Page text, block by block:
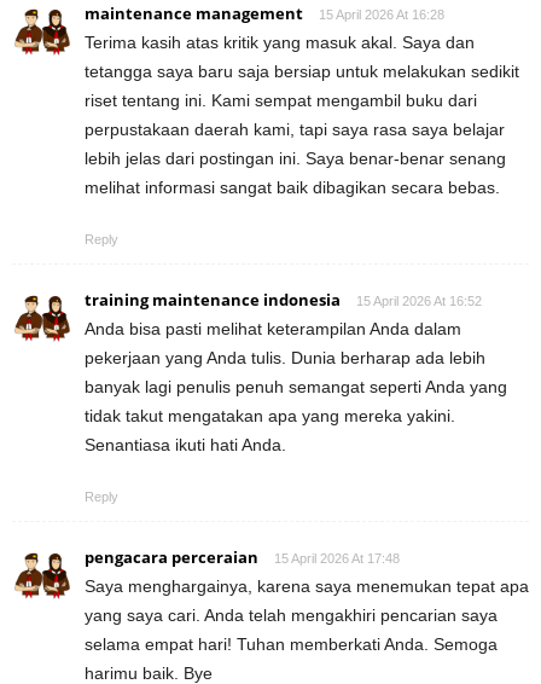
maintenance management 15 April 2026 At 16:28
Terima kasih atas kritik yang masuk akal. Saya dan
tetangga saya baru saja bersiap untuk melakukan sedikit
riset tentang ini. Kami sempat mengambil buku dari
perpustakaan daerah kami, tapi saya rasa saya belajar
lebih jelas dari postingan ini. Saya benar-benar senang
melihat informasi sangat baik dibagikan secara bebas.
Reply
training maintenance indonesia 15 April 2026 At 16:52
Anda bisa pasti melihat keterampilan Anda dalam
pekerjaan yang Anda tulis. Dunia berharap ada lebih
banyak lagi penulis penuh semangat seperti Anda yang
tidak takut mengatakan apa yang mereka yakini.
Senantiasa ikuti hati Anda.
Reply
pengacara perceraian 15 April 2026 At 17:48
Saya menghargainya, karena saya menemukan tepat apa
yang saya cari. Anda telah mengakhiri pencarian saya
selama empat hari! Tuhan memberkati Anda. Semoga
harimu baik. Bye